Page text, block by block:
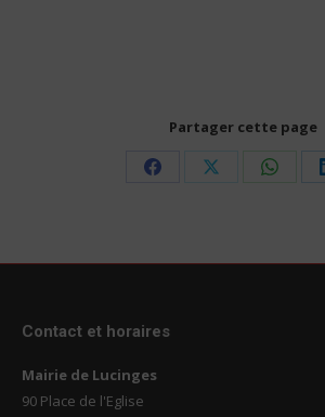
Partager cette page
Share
Share
Share
Contact et horaires
Mairie de Lucinges
90 Place de l'Eglise